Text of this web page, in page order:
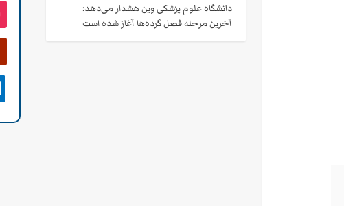
دانشگاه علوم پزشکی وین هشدار می‌دهد:
آخرین مرحله فصل گرده‌ها آغاز شده است